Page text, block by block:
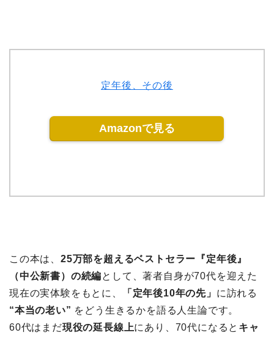
定年後、その後
Amazonで見る
この本は、 25万部を超えるベストセラー『定年後』
（中公新書）の続編として、著者自身が70代を迎えた
現在の実体験をもとに、
「定年後10年の先」 に訪れる
“本当の老い” をどう生きるかを語る人生論です。
60代はまだ現役の延長線上にあり、70代になると キャ